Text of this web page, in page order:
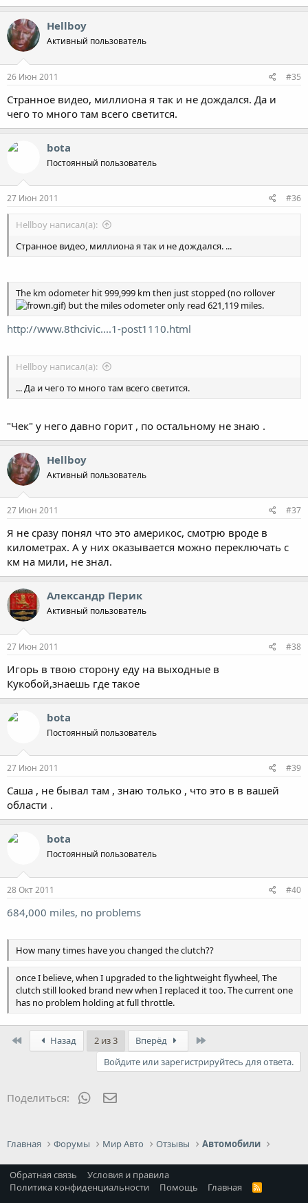
Hellboy
Активный пользователь
26 Июн 2011 #35
Странное видео, миллиона я так и не дождался. Да и
чего то много там всего светится.
bota
Постоянный пользователь
27 Июн 2011 #36
Hellboy написал(а):
Странное видео, миллиона я так и не дождался. ...
The km odometer hit 999,999 km then just stopped (no rollover
) but the miles odometer only read 621,119 miles.
http://www.8thcivic....1-post1110.html
Hellboy написал(а):
... Да и чего то много там всего светится.
"Чек" у него давно горит , по остальному не знаю .
Hellboy
Активный пользователь
27 Июн 2011 #37
Я не сразу понял что это америкос, смотрю вроде в
километрах. А у них оказывается можно переключать с
км на мили, не знал.
Александр Перик
Активный пользователь
27 Июн 2011 #38
Игорь в твою сторону еду на выходные в
Кукобой,знаешь где такое
bota
Постоянный пользователь
27 Июн 2011 #39
Саша , не бывал там , знаю только , что это в в вашей
области .
bota
Постоянный пользователь
28 Окт 2011 #40
684,000 miles, no problems
How many times have you changed the clutch??
once I believe, when I upgraded to the lightweight flywheel, The
clutch still looked brand new when I replaced it too. The current one
has no problem holding at full throttle.
Назад 2 из 3 Вперёд
Войдите или зарегистрируйтесь для ответа.
Поделиться: WhatsApp
Главная Форумы Мир Авто Отзывы Автомобили
Обратная связь
Условия и правила
Политика конфиденциальности
Помощь Главная
R